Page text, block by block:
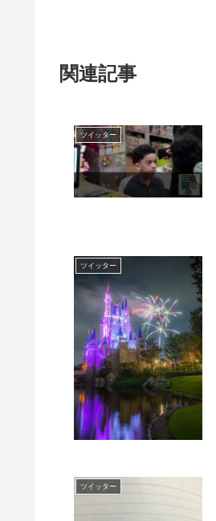
関連記事
ツイッター
ツイッター
ツイッター